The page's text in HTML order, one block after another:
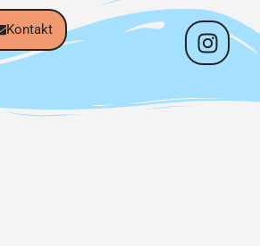
Kontakt